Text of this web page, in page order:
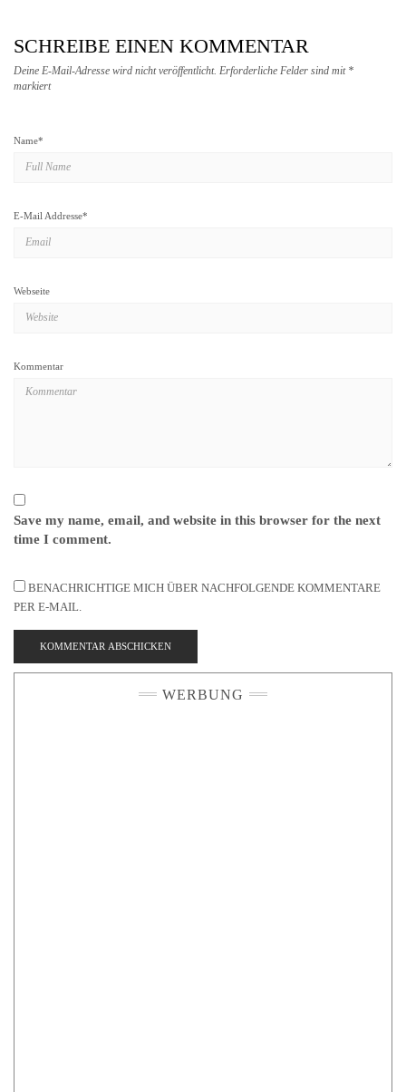
SCHREIBE EINEN KOMMENTAR
Deine E-Mail-Adresse wird nicht veröffentlicht. Erforderliche Felder sind mit *
markiert
Name*
E-Mail Addresse*
Webseite
Kommentar
Save my name, email, and website in this browser for the next
time I comment.
BENACHRICHTIGE MICH ÜBER NACHFOLGENDE KOMMENTARE
PER E-MAIL.
WERBUNG